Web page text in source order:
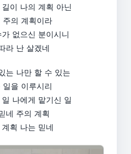
이 나의 계획 아닌
주의 계획이라
없으신 분이시니
라 난 살겠네
는 나만 할 수 있는
일을 이루시리
나에게 맡기신 일
네 주의 계획
획 나는 믿네